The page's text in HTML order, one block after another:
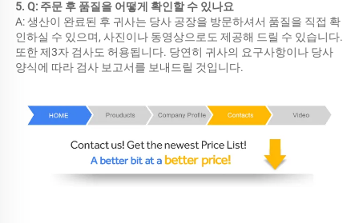
5. Q: 주문 후 품질을 어떻게 확인할 수 있나요
A: 생산이 완료된 후 귀사는 당사 공장을 방문하셔서 품질을 직접 확
인하실 수 있으며, 사진이나 동영상으로도 제공해 드릴 수 있습니다.
또한 제3자 검사도 허용됩니다. 당연히 귀사의 요구사항이나 당사
양식에 따라 검사 보고서를 보내드릴 것입니다.